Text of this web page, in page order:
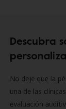
Descubra
No deje que la
una de las
evaluación